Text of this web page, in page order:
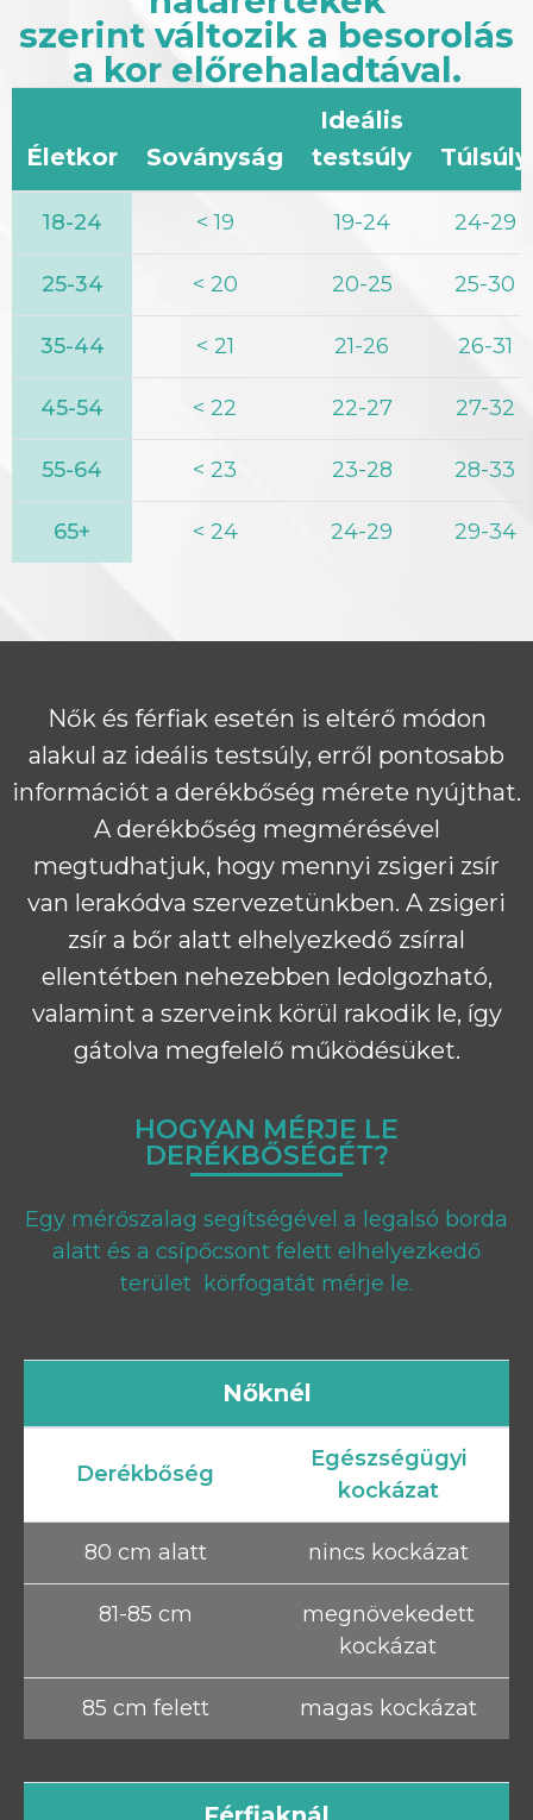
szerint változik a besorolás
a kor előrehaladtával.
Életkor Soványság
Ideális
testsúly
Túlsúly
18-24 < 19 19-24 24-29
25-34 < 20 20-25 25-30
35-44 < 21 21-26 26-31
45-54 < 22 22-27 27-32
55-64 < 23 23-28 28-33
65+ < 24 24-29 29-34
Nők és férfiak esetén is eltérő módon
alakul az ideális testsúly, erről pontosabb
információt a derékbőség mérete nyújthat.
A derékbőség megmérésével
megtudhatjuk, hogy mennyi zsigeri zsír
van lerakódva szervezetünkben. A zsigeri
zsír a bőr alatt elhelyezkedő zsírral
ellentétben nehezebben ledolgozható,
valamint a szerveink körül rakodik le, így
gátolva megfelelő működésüket.
HOGYAN MÉRJE LE
DERÉKBŐSÉGÉT?
Egy mérőszalag segítségével a legalsó borda
alatt és a csípőcsont felett elhelyezkedő
terület körfogatát mérje le.
Nőknél
Derékbőség
Egészségügyi
kockázat
80 cm alatt nincs kockázat
81-85 cm
megnövekedett
kockázat
85 cm felett magas kockázat